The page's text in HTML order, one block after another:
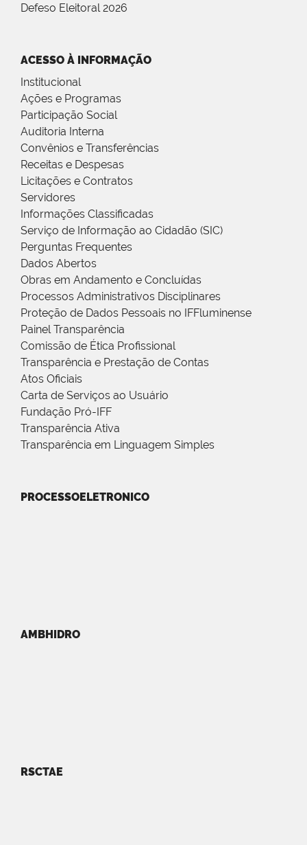
Defeso Eleitoral 2026
ACESSO À INFORMAÇÃO
Institucional
Ações e Programas
Participação Social
Auditoria Interna
Convênios e Transferências
Receitas e Despesas
Licitações e Contratos
Servidores
Informações Classificadas
Serviço de Informação ao Cidadão (SIC)
Perguntas Frequentes
Dados Abertos
Obras em Andamento e Concluídas
Processos Administrativos Disciplinares
Proteção de Dados Pessoais no IFFluminense
Painel Transparência
Comissão de Ética Profissional
Transparência e Prestação de Contas
Atos Oficiais
Carta de Serviços ao Usuário
Fundação Pró-IFF
Transparência Ativa
Transparência em Linguagem Simples
PROCESSOELETRONICO
AMBHIDRO
RSCTAE